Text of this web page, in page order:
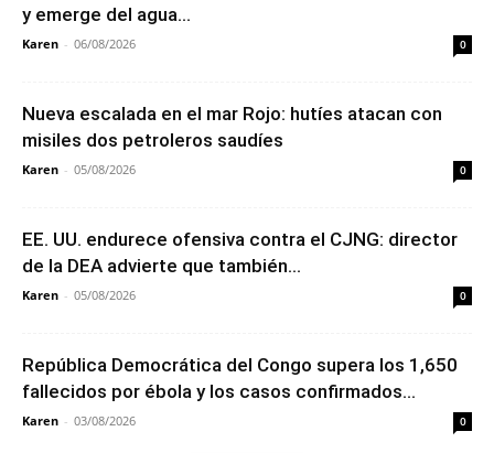
y emerge del agua...
Karen - 06/08/2026 0
Nueva escalada en el mar Rojo: hutíes atacan con
misiles dos petroleros saudíes
Karen - 05/08/2026 0
EE. UU. endurece ofensiva contra el CJNG: director
de la DEA advierte que también...
Karen - 05/08/2026 0
República Democrática del Congo supera los 1,650
fallecidos por ébola y los casos confirmados...
Karen - 03/08/2026 0